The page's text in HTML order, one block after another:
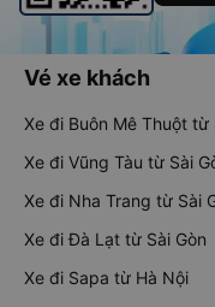
Vé xe khách
Xe đi Buôn Mê Thuột từ
Xe đi Vũng Tàu từ Sài
Xe đi Nha Trang từ Sài
Xe đi Đà Lạt từ Sài Gòn
Xe đi Sapa từ Hà Nội